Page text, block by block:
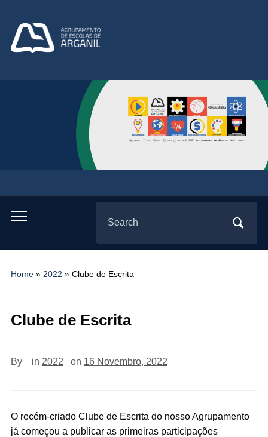
Toggle
menu
for:
Home» 2022 » Clube de Escrita
Clube de Escrita
By in 2022 on 16 Novembro, 2022
O recém-criado Clube de Escrita do nosso Agrupamento
já começou a publicar as primeiras participações